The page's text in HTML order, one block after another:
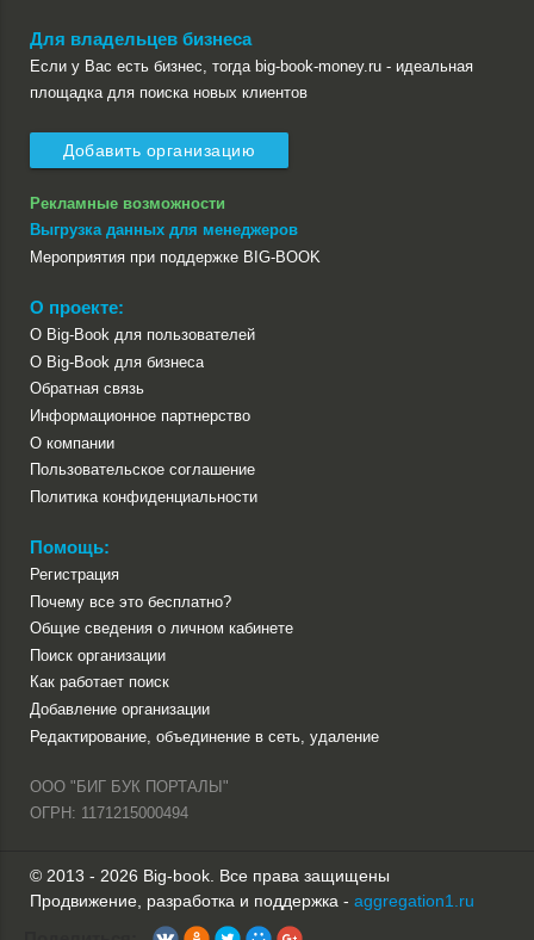
Для владельцев бизнеса
Если у Вас есть бизнес, тогда big-book-money.ru - идеальная
площадка для поиска новых клиентов
Добавить организацию
Рекламные возможности
Выгрузка данных для менеджеров
Мероприятия при поддержке BIG-BOOK
О проекте:
О Big-Book для пользователей
О Big-Book для бизнеса
Обратная связь
Информационное партнерство
О компании
Пользовательское соглашение
Политика конфиденциальности
Помощь:
Регистрация
Почему все это бесплатно?
Общие сведения о личном кабинете
Поиск организации
Как работает поиск
Добавление организации
Редактирование, объединение в сеть, удаление
ООО "БИГ БУК ПОРТАЛЫ"
ОГРН: 1171215000494
© 2013 - 2026 Big-book. Все права защищены
Продвижение, разработка и поддержка - aggregation1.ru